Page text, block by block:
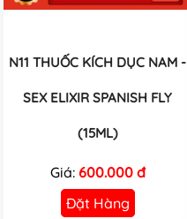
N11 THUỐC KÍCH DỤC NAM -
SEX ELIXIR SPANISH FLY
(15ML)
Giá: 600.000 đ
Đặt Hàng